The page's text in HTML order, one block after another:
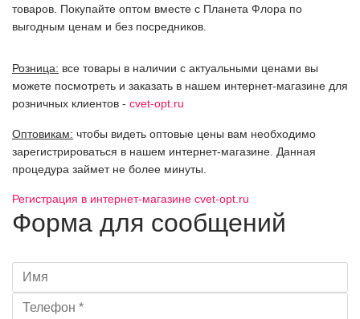
товаров. Покупайте оптом вместе с Планета Флора по
выгодным ценам и без посредников.
Розница: все товары в наличии с актуальными ценами вы
можете посмотреть и заказать в нашем интернет-магазине для
розничных клиентов - cvet-opt.ru
Оптовикам: чтобы видеть оптовые цены вам необходимо
зарегистрироваться в нашем интернет-магазине. Данная
процедура займет не более минуты.
Регистрация в интернет-магазине cvet-opt.ru
Форма для сообщений